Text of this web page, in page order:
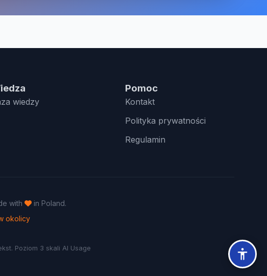
wiedzy
Pomoc
Kontakt
Polityka prywatności
Regulamin
with
in Poland.
okolicy
Poziom 3 skali AI Usage